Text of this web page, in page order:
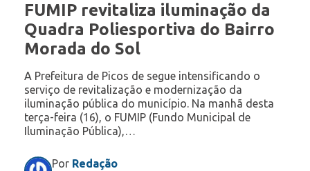
FUMIP revitaliza iluminação da
Quadra Poliesportiva do Bairro
Morada do Sol
A Prefeitura de Picos de segue intensificando o
serviço de revitalização e modernização da
iluminação pública do município. Na manhã desta
terça-feira (16), o FUMIP (Fundo Municipal de
Iluminação Pública),…
Por Redação